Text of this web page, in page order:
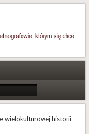
wielokulturowej historii